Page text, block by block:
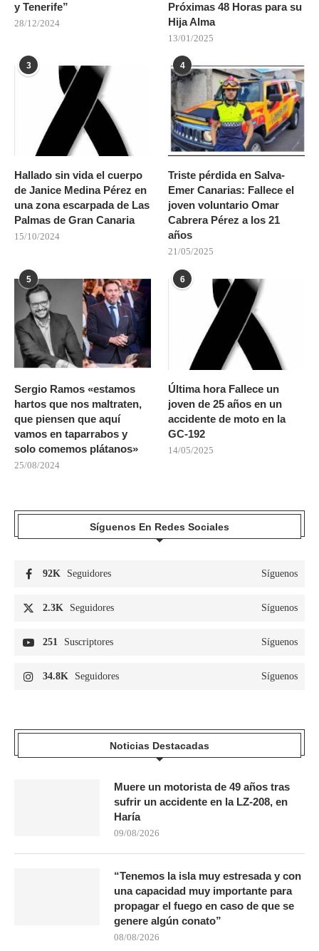
y Tenerife”
28/12/2024
Próximas 48 Horas para su
Hija Alma
13/01/2025
3
Hallado sin vida el cuerpo
de Janice Medina Pérez en
una zona escarpada de Las
Palmas de Gran Canaria
15/10/2024
4
Triste pérdida en Salva-
Emer Canarias: Fallece el
joven voluntario Omar
Cabrera Pérez a los 21
años
21/05/2025
5
Sergio Ramos «estamos
hartos que nos maltraten,
que piensen que aquí
vamos en taparrabos y
solo comemos plátanos»
25/08/2024
6
Última hora Fallece un
joven de 25 años en un
accidente de moto en la
GC-192
14/05/2025
Síguenos En Redes Sociales
92K Seguidores Síguenos
2.3K Seguidores Síguenos
251 Suscriptores Síguenos
34.8K Seguidores Síguenos
Noticias Destacadas
Muere un motorista de 49 años tras
sufrir un accidente en la LZ-208, en
Haría
09/08/2026
“Tenemos la isla muy estresada y con
una capacidad muy importante para
propagar el fuego en caso de que se
genere algún conato”
08/08/2026